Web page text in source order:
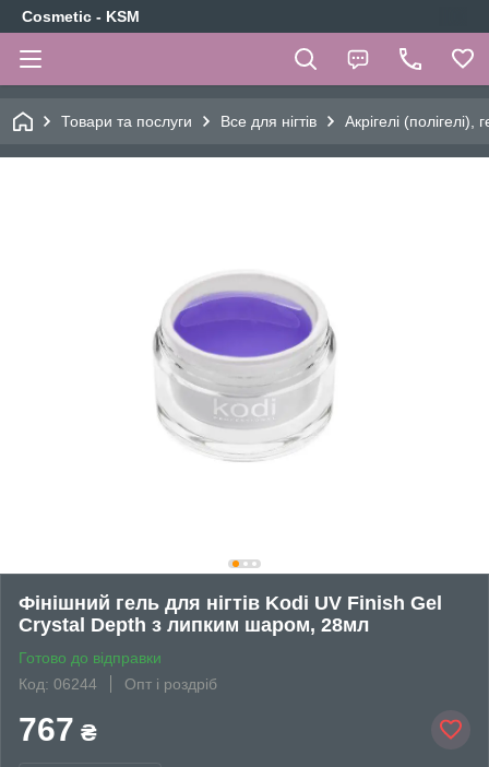
Cosmetic - KSM
Товари та послуги Все для нігтів Акрігелі
Фінішний гель для нігтів Kodi UV Finish Gel
Crystal Depth з липким шаром, 28мл
Готово до відправки
Код: 06244
Опт і роздріб
767 ₴